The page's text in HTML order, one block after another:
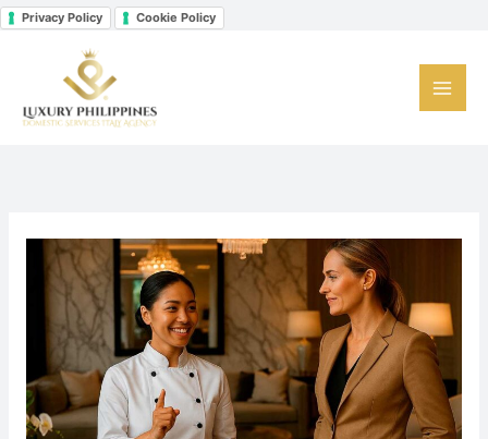
Privacy Policy Cookie Policy Vai
Facebook